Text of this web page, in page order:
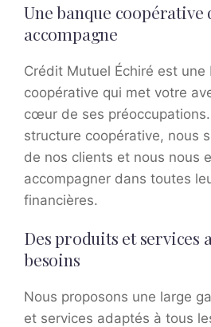
Une banque coopérative
accompagne
Crédit Mutuel Échiré est une
coopérative qui met votre
cœur de ses
structure coopérative, nous
de nos clients et nous nous
accompagner dans toutes
financières.
Des produits et services
besoins
Nous proposons une large
et services adaptés à tous